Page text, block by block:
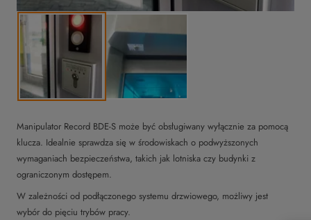
Manipulator Record BDE-S może być obsługiwany wyłącznie za pomocą
klucza. Idealnie sprawdza się w środowiskach o podwyższonych
wymaganiach bezpieczeństwa, takich jak lotniska czy budynki z
ograniczonym dostępem.
W zależności od podłączonego systemu drzwiowego, możliwy jest
wybór do pięciu trybów pracy.